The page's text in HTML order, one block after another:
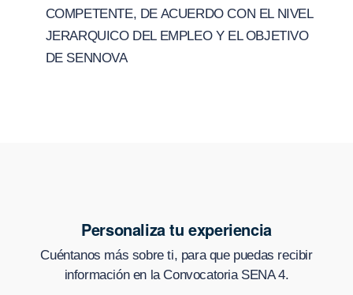
COMPETENTE, DE ACUERDO CON EL NIVEL
JERARQUICO DEL EMPLEO Y EL OBJETIVO
DE SENNOVA
Personaliza tu experiencia
Cuéntanos más sobre ti, para que puedas recibir
información en la Convocatoria SENA 4.